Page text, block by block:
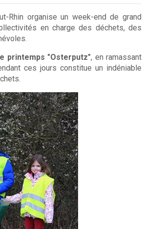
Rhin organise un week-end de grand
en charge des déchets, des
printemps "Osterputz", en ramassant
ces jours constitue un indéniable